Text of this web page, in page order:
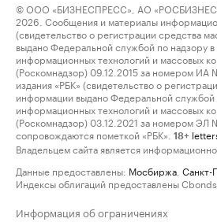
© ООО «БИЗНЕСПРЕСС», АО
2026. Сообщения и материалы
(свидетельство о регистрации средства
выдано Федеральной службой по надзору в
информационных технологий и массовых
(Роскомнадзор) 09.12.2015 за номером
издания «РБК» (свидетельство о
информации выдано Федеральной службой
информационных технологий и массовых
(Роскомнадзор) 03.12.2021 за номером
сопровождаются пометкой «РБК».
18+
Владельцем сайта является
Данные предоставлены: Мосбиржа Санкт-
Индексы облигаций предоставлены Cbonds.
Информация об ограничениях